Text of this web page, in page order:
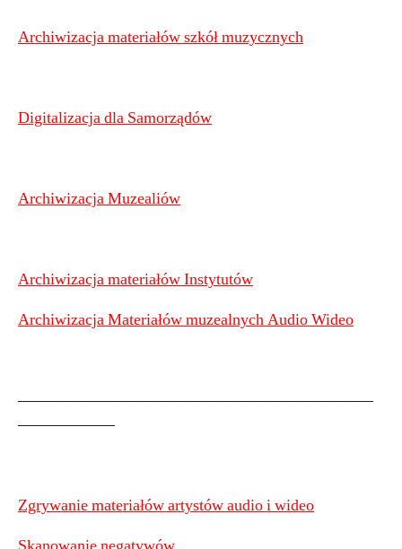
Archiwizacja materiałów szkół muzycznych
Digitalizacja dla Samorządów
Archiwizacja Muzealiów
Archiwizacja materiałów Instytutów
Archiwizacja Materiałów muzealnych Audio Wideo
——————————————————————
——————
Zgrywanie materiałów artystów audio i wideo